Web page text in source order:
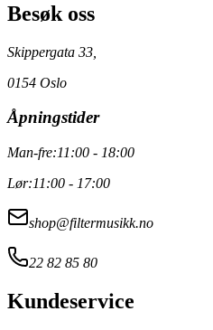
Besøk oss
Skippergata 33,
0154 Oslo
Åpningstider
Man-fre:11:00 - 18:00
Lør:11:00 - 17:00
shop@filtermusikk.no
22 82 85 80
Kundeservice